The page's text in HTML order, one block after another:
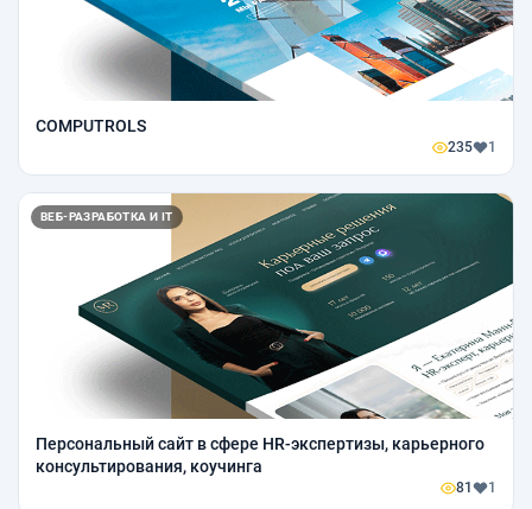
COMPUTROLS
235 1
ВЕБ-РАЗРАБОТКА И IT
Персональный сайт в сфере HR-экспертизы, карьерного
консультирования, коучинга
81 1